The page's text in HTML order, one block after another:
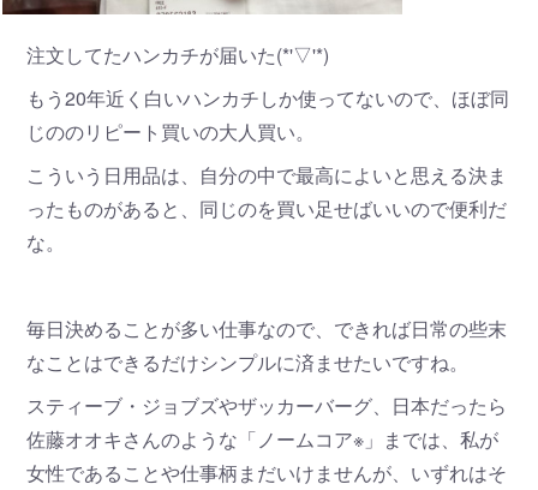
注文してたハンカチが届いた(*'▽'*)
もう20年近く白いハンカチしか使ってないので、ほぼ同
じののリピート買いの大人買い。
こういう日用品は、自分の中で最高によいと思える決ま
ったものがあると、同じのを買い足せばいいので便利だ
な。
毎日決めることが多い仕事なので、できれば日常の些末
なことはできるだけシンプルに済ませたいですね。
スティーブ・ジョブズやザッカーバーグ、日本だったら
佐藤オオキさんのような「ノームコア※」までは、私が
女性であることや仕事柄まだいけませんが、いずれはそ